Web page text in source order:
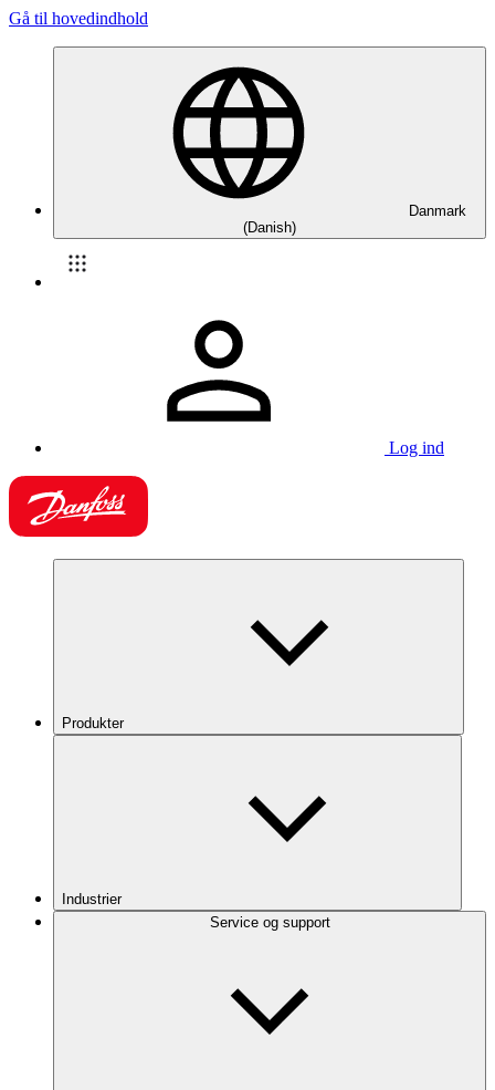
Gå til hovedindhold
Danmark
(Danish)
Log ind
Produkter
Industrier
Service og support